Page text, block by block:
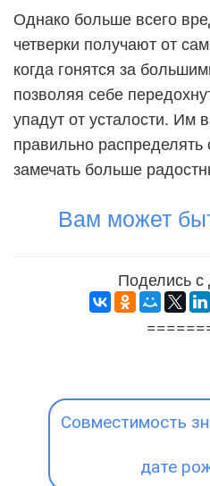
Однако больше всего
четверки получают от
когда гонятся за
позволяя себе
упадут от усталости. Им
правильно
замечать больше
Вам может
Поделись с
Совместимость
дате